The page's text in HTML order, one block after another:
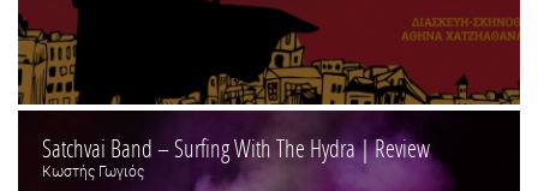
Satchvai Band – Surfing With The Hydra | Review
Κωστής Γωγιός